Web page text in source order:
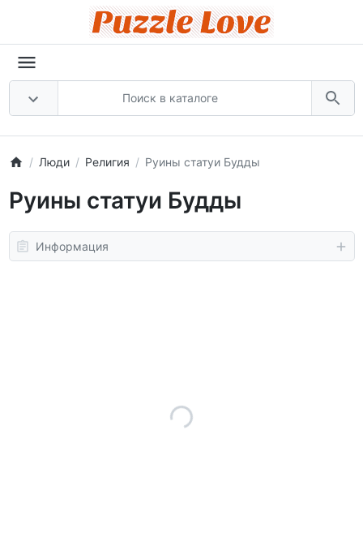
Люди Религия Руины статуи Будды
Руины статуи Будды
Информация